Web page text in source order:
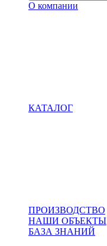
О компании
КАТАЛОГ
ПРОИЗВОДСТВО
НАШИ ОБЪЕКТЫ
БАЗА ЗНАНИЙ